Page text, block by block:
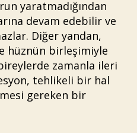
yaratmadığından
devam edebilir ve
Diğer yandan,
hüznün birleşimiyle
zamanla ileri
tehlikeli bir hal
gereken bir